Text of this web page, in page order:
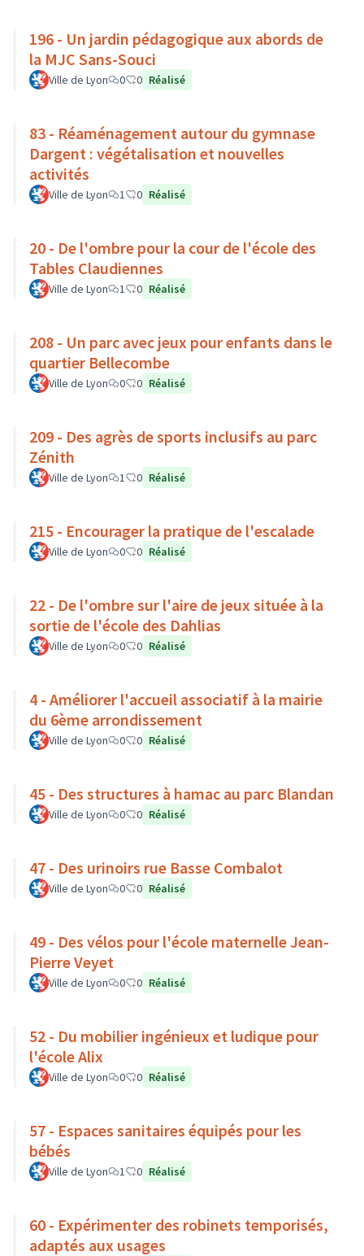
196 - Un jardin pédagogique aux abords de
la MJC Sans-Souci
Ville de Lyon 0 0 Réalisé
83 - Réaménagement autour du gymnase
Dargent : végétalisation et nouvelles
activités
Ville de Lyon 1 0 Réalisé
20 - De l'ombre pour la cour de l'école des
Tables Claudiennes
Ville de Lyon 1 0 Réalisé
208 - Un parc avec jeux pour enfants dans le
quartier Bellecombe
Ville de Lyon 0 0 Réalisé
209 - Des agrès de sports inclusifs au parc
Zénith
Ville de Lyon 1 0 Réalisé
215 - Encourager la pratique de l'escalade
Ville de Lyon 0 0 Réalisé
22 - De l'ombre sur l'aire de jeux située à la
sortie de l'école des Dahlias
Ville de Lyon 0 0 Réalisé
4 - Améliorer l'accueil associatif à la mairie
du 6ème arrondissement
Ville de Lyon 0 0 Réalisé
45 - Des structures à hamac au parc Blandan
Ville de Lyon 0 0 Réalisé
47 - Des urinoirs rue Basse Combalot
Ville de Lyon 0 0 Réalisé
49 - Des vélos pour l'école maternelle Jean-
Pierre Veyet
Ville de Lyon 0 0 Réalisé
52 - Du mobilier ingénieux et ludique pour
l'école Alix
Ville de Lyon 0 0 Réalisé
57 - Espaces sanitaires équipés pour les
bébés
Ville de Lyon 1 0 Réalisé
60 - Expérimenter des robinets temporisés,
adaptés aux usages